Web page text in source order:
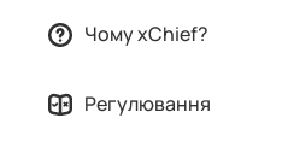
Чому xChief?
Регулювання